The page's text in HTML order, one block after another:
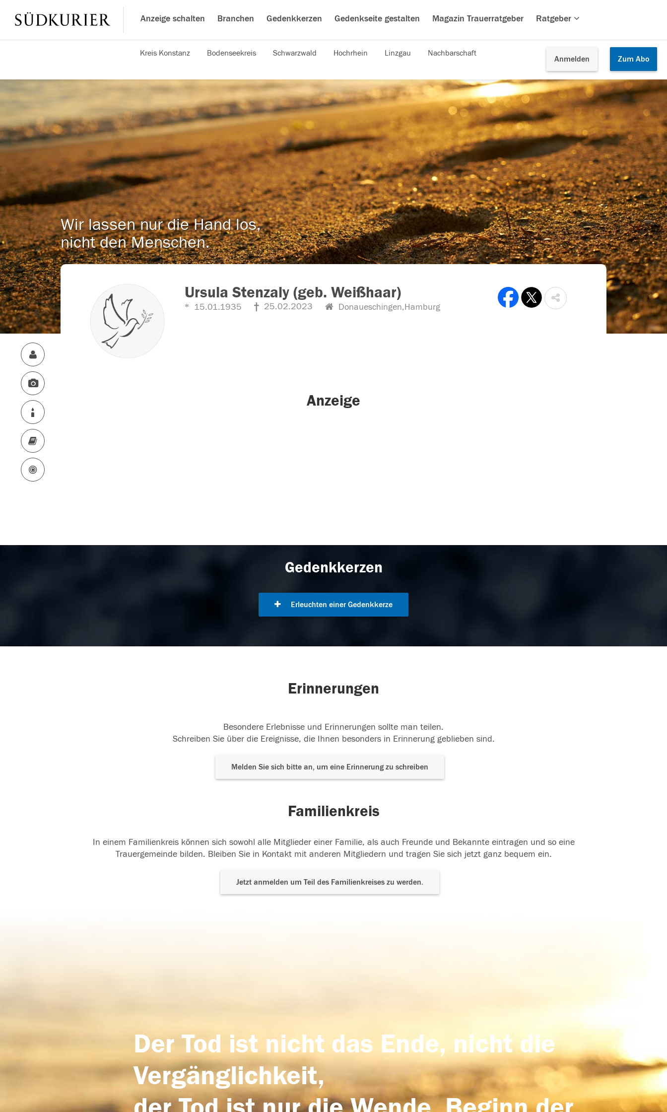
Anzeige schalten Branchen Gedenkkerzen Gedenkseite gestalten Magazin Trauerratgeber Ratgeber
Anmelden Zum Abo
Kreis Konstanz Bodenseekreis Schwarzwald Hochrhein Linzgau Nachbarschaft
Wir lassen nur die Hand los,
nicht den Menschen.
Ursula Stenzaly (geb. Weißhaar)
15.01.1935 25.02.2023 Donaueschingen,Hamburg
Anzeige
Gedenkkerzen
Erleuchten einer Gedenkkerze
Erinnerungen
Besondere Erlebnisse und Erinnerungen sollte man teilen.
Schreiben Sie über die Ereignisse, die Ihnen besonders in Erinnerung geblieben sind.
Melden Sie sich bitte an, um eine Erinnerung zu schreiben
Familienkreis
In einem Familienkreis können sich sowohl alle Mitglieder einer Familie, als auch Freunde und Bekannte eintragen und so eine
Trauergemeinde bilden. Bleiben Sie in Kontakt mit anderen Mitgliedern und tragen Sie sich jetzt ganz bequem ein.
Jetzt anmelden um Teil des Familienkreises zu werden.
Der Tod ist nicht das Ende, nicht die
Vergänglichkeit,